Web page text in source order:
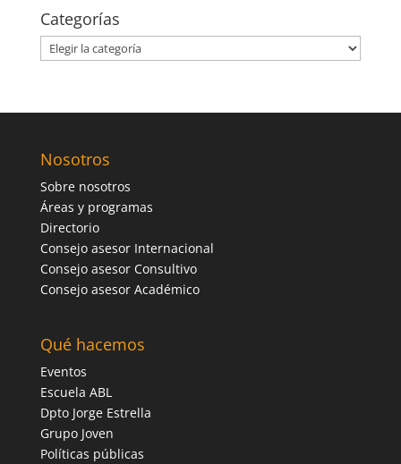
Categorías
Categorías
Nosotros
Sobre nosotros
Áreas y programas
Directorio
Consejo asesor Internacional
Consejo asesor Consultivo
Consejo asesor Académico
Qué hacemos
Eventos
Escuela ABL
Dpto Jorge Estrella
Grupo Joven
Políticas públicas